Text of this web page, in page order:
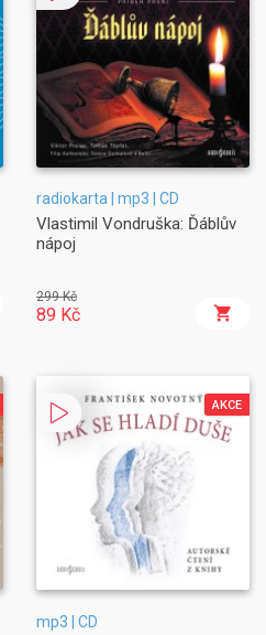
radiokarta | mp3 | CD
Vlastimil Vondruška: Ďáblův
nápoj
299 Kč
89 Kč
AKCE
mp3 | CD